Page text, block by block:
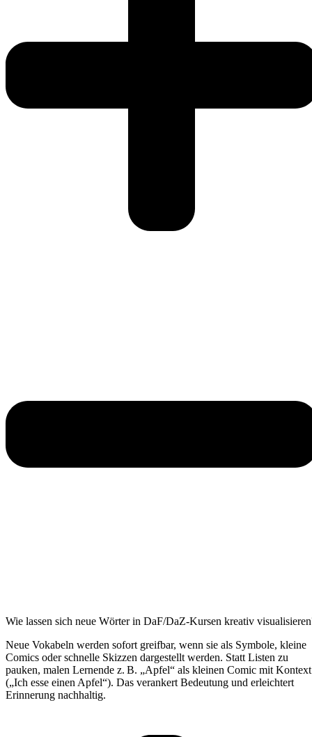
Wie lassen sich neue Wörter in DaF/DaZ-Kursen kreativ
Neue Vokabeln werden sofort greifbar, wenn sie als Symbole, kleine
Comics oder schnelle Skizzen dargestellt werden. Statt Listen zu
pauken, malen Lernende z. B. „Apfel“ als kleinen Comic mit Kontext
(„Ich esse einen Apfel“). Das verankert Bedeutung und erleichtert
Erinnerung nachhaltig.